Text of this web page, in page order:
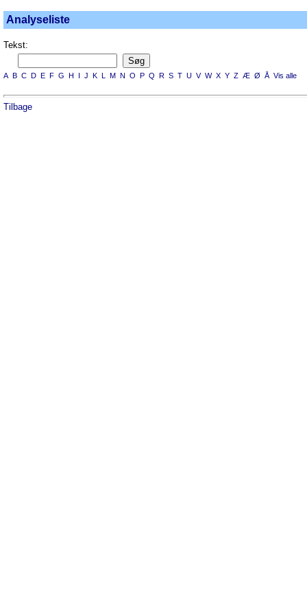
Analyseliste
Tekst:
A B C D E F G H I J K L M N O P Q R S T U V W X Y Z Æ Ø Å Vis alle
Tilbage